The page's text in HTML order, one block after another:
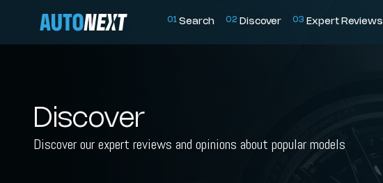
01 Search 02 Discover 03 Expert Reviews
Discover
Discover our expert reviews and opinions about popular models